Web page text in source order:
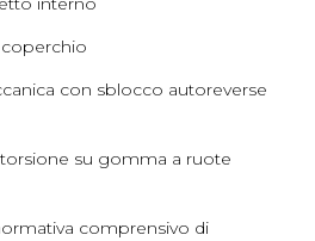
coperchio
con sblocco autoreverse
torsione su gomma a ruote
comprensivo di